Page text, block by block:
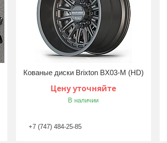
Кованые диски Brixton BX03-M (HD)
Цену уточняйте
В наличии
+7 (747) 484-25-85